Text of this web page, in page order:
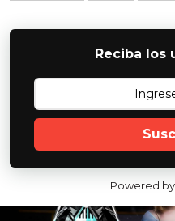
Reciba los
Powered by